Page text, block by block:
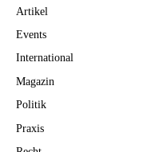
Artikel
Events
International
Magazin
Politik
Praxis